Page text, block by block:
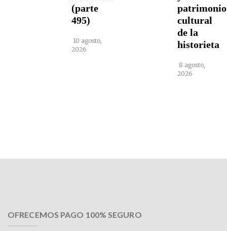
(parte
495)
10 agosto,
2026
patrimonio
cultural
de la
historieta
8 agosto,
2026
OFRECEMOS PAGO 100% SEGURO